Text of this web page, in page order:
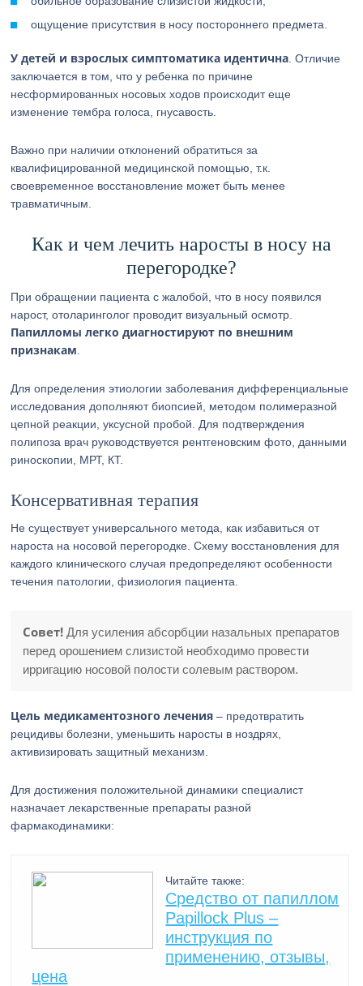
ощущение присутствия в носу постороннего предмета.
У детей и взрослых симптоматика идентична . Отличие
заключается в том, что у ребенка по причине
несформированных носовых ходов происходит еще
изменение тембра голоса, гнусавость.
Важно при наличии отклонений обратиться за
квалифицированной медицинской помощью, т.к.
своевременное восстановление может быть менее
травматичным.
Как и чем лечить наросты в носу на
перегородке?
При обращении пациента с жалобой, что в носу появился
нарост, отоларинголог проводит визуальный осмотр.
Папилломы легко диагностируют по внешним
признакам
Для определения этиологии заболевания дифференциальные
исследования дополняют биопсией, методом полимеразной
цепной реакции, уксусной пробой. Для подтверждения
полипоза врач руководствуется рентгеновским фото, данными
риноскопии, МРТ, КТ.
Консервативная терапия
Не существует универсального метода, как избавиться от
нароста на носовой перегородке. Схему восстановления для
каждого клинического случая предопределяют особенности
течения патологии, физиология пациента.
Совет! Для усиления абсорбции назальных препаратов
перед орошением слизистой необходимо провести
ирригацию носовой полости солевым раствором.
Цель медикаментозного лечения – предотвратить
рецидивы болезни, уменьшить наросты в ноздрях,
активизировать защитный механизм.
Для достижения положительной динамики специалист
назначает лекарственные препараты разной
фармакодинамики:
Читайте также:
Средство от папиллом
Papillock Plus –
инструкция по
применению, отзывы,
цена